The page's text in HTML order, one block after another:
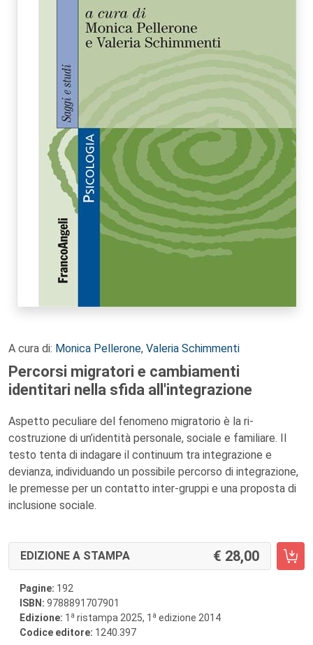
A cura di: Monica Pellerone, Valeria Schimmenti
Percorsi migratori e cambiamenti
identitari nella sfida all'integrazione
Aspetto peculiare del fenomeno migratorio è la ri-
costruzione di un’identità personale, sociale e familiare. Il
testo tenta di indagare il continuum tra integrazione e
devianza, individuando un possibile percorso di integrazione,
le premesse per un contatto inter-gruppi e una proposta di
inclusione sociale.
EDIZIONE A STAMPA 28,00
Pagine: 192
ISBN: 9788891707901
Edizione: 1 a ristampa 2025, 1 a edizione 2014
Codice editore: 1240.397